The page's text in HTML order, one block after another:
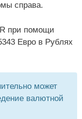
справа.
при помощи
Евро в Рублях
может
валютной